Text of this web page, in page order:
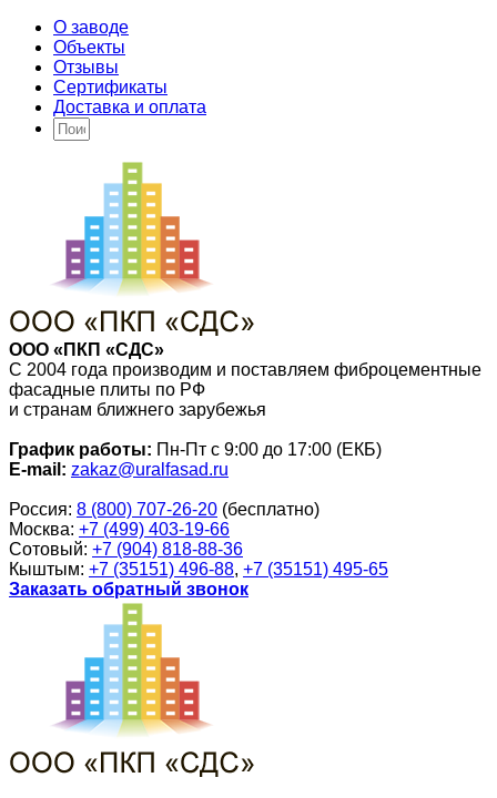
О заводе
Объекты
Отзывы
Сертификаты
Доставка и оплата
ООО «ПКП «СДС»
С 2004 года производим и поставляем фиброцементные
фасадные плиты по РФ
и странам ближнего зарубежья
График работы: Пн-Пт с 9:00 до 17:00 (ЕКБ)
E-mail: zakaz@uralfasad.ru
Россия: 8 (800) 707-26-20 (бесплатно)
Москва: +7 (499) 403-19-66
Сотовый: +7 (904) 818-88-36
Кыштым: +7 (35151) 496-88, +7 (35151) 495-65
Заказать обратный звонок